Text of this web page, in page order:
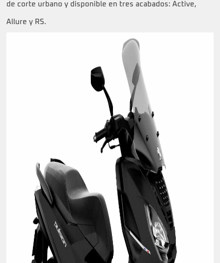
de corte urbano y disponible en tres acabados: Active,
Allure y RS.